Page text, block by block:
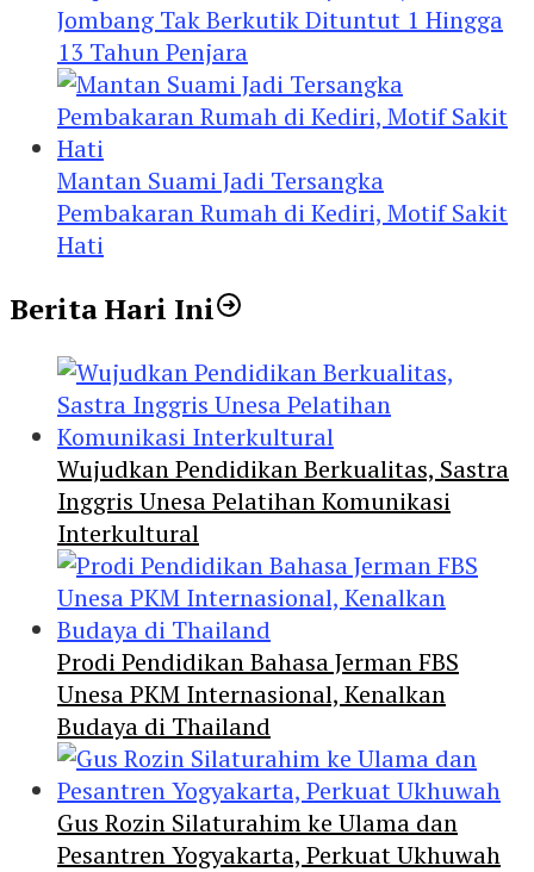
Jombang Tak Berkutik Dituntut 1 Hingga
13 Tahun Penjara
Mantan Suami Jadi Tersangka
Pembakaran Rumah di Kediri, Motif Sakit
Hati
Berita Hari Ini
Wujudkan Pendidikan Berkualitas, Sastra
Inggris Unesa Pelatihan Komunikasi
Interkultural
Prodi Pendidikan Bahasa Jerman FBS
Unesa PKM Internasional, Kenalkan
Budaya di Thailand
Gus Rozin Silaturahim ke Ulama dan
Pesantren Yogyakarta, Perkuat Ukhuwah